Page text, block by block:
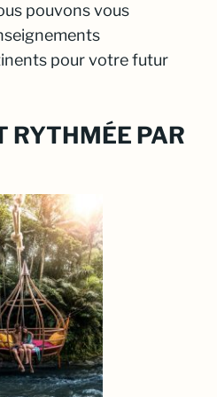
pouvons vous
pour votre futur
RYTHMÉE PAR